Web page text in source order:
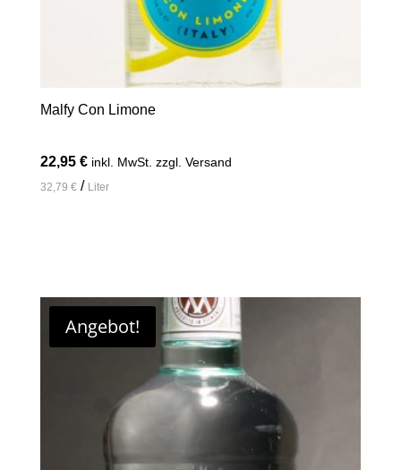
Malfy Con Limone
22,95 € inkl. MwSt. zzgl. Versand
32,79 €/ Liter
Angebot!